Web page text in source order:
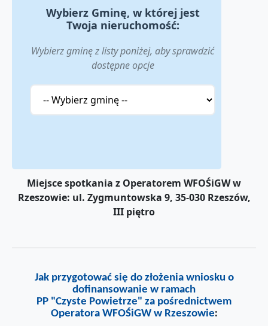
Wybierz Gminę, w której jest
Twoja nieruchomość:
Wybierz gminę z listy poniżej, aby sprawdzić
dostępne opcje
Miejsce spotkania z Operatorem WFOŚiGW w
Rzeszowie: ul. Zygmuntowska 9, 35-030 Rzeszów,
III piętro
Jak przygotować się do złożenia wniosku o
dofinansowanie w ramach
PP "Czyste Powietrze" za pośrednictwem
Operatora WFOŚiGW w Rzeszowie: